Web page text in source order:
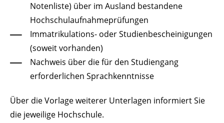
Notenliste) über im Ausland bestandene
Hochschulaufnahmeprüfungen
Immatrikulations- oder Studienbescheinigungen
(soweit vorhanden)
Nachweis über die für den Studiengang
erforderlichen Sprachkenntnisse
Über die Vorlage weiterer Unterlagen informiert Sie
die jeweilige Hochschule.